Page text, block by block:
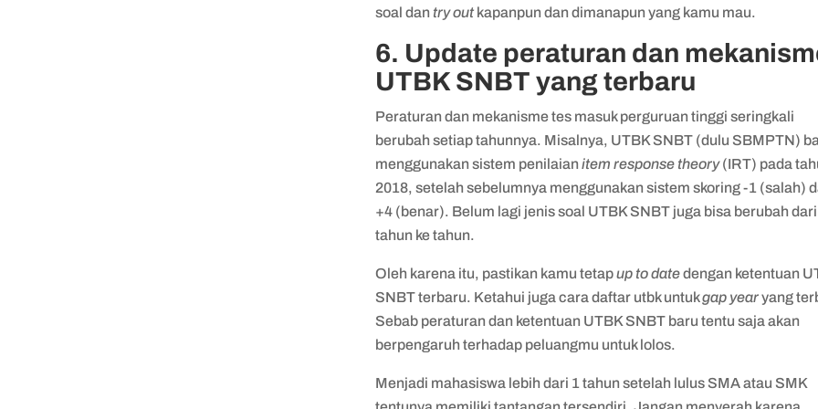
soal dan try out kapanpun dan dimanapun yang kamu mau.
6. Update peraturan dan
UTBK SNBT yang terbaru
Peraturan dan mekanisme tes masuk perguruan tinggi seringkali
berubah setiap tahunnya. Misalnya, UTBK SNBT (dulu SBMPTN)
menggunakan sistem penilaianitem response theory(IRT) pada
2018, setelah sebelumnya menggunakan sistem skoring -1 (salah)
+4 (benar). Belum lagi jenis soal UTBK SNBT juga bisa berubah dari
tahun ke tahun.
Oleh karena itu, pastikan kamu tetapup to datedengan ketentuan
SNBT terbaru. Ketahui juga cara daftar utbk untukgap yearyang
Sebab peraturan dan ketentuan UTBK SNBT baru tentu saja akan
berpengaruh terhadap peluangmu untuk lolos.
Menjadi mahasiswa lebih dari 1 tahun setelah lulus SMA atau SMK